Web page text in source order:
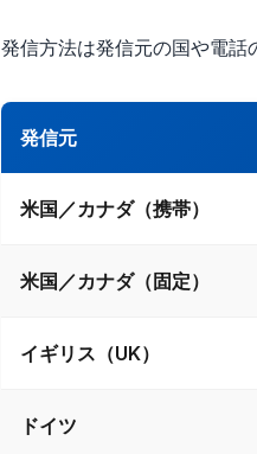
発信方法は発信元の国や電話
発信元
米国／カナダ（携帯）
米国／カナダ（固定）
イギリス（UK）
ドイツ